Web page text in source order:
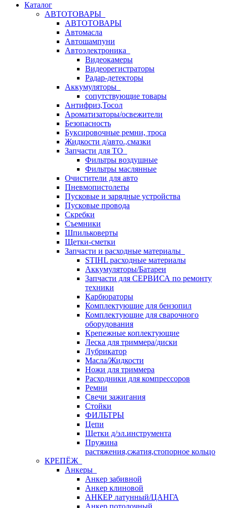
Каталог
АВТОТОВАРЫ
АВТОТОВАРЫ
Автомасла
Автошампуни
Автоэлектроника
Видеокамеры
Видеорегистраторы
Радар-детекторы
Аккумуляторы
сопутствующие товары
Антифриз,Тосол
Ароматизаторы/освежители
Безопасность
Буксировочные ремни, троса
Жидкости д/авто.,смазки
Запчасти для ТО
Фильтры воздушные
Фильтры маслянные
Очистители для авто
Пневмопистолеты
Пусковые и зарядные устройства
Пусковые провода
Скребки
Съемники
Шпильковерты
Щетки-сметки
Запчасти и расходные материалы
STIHL расходные материалы
Аккумуляторы/Батареи
Запчасти для СЕРВИСА по ремонту
техники
Карбюраторы
Комплектующие для бензопил
Комплектующие для сварочного
оборудования
Крепежные коплектующие
Леска для триммера/диски
Лубрикатор
Масла/Жидкости
Ножи для триммера
Расходники для компрессоров
Ремни
Свечи зажигания
Стойки
ФИЛЬТРЫ
Цепи
Щетки д/эл.инструмента
Пружина
растяжения,сжатия,стопорное кольцо
КРЕПЁЖ
Анкеры
Анкер забивной
Анкер клиновой
АНКЕР латунный/ЦАНГА
Анкер потолочный